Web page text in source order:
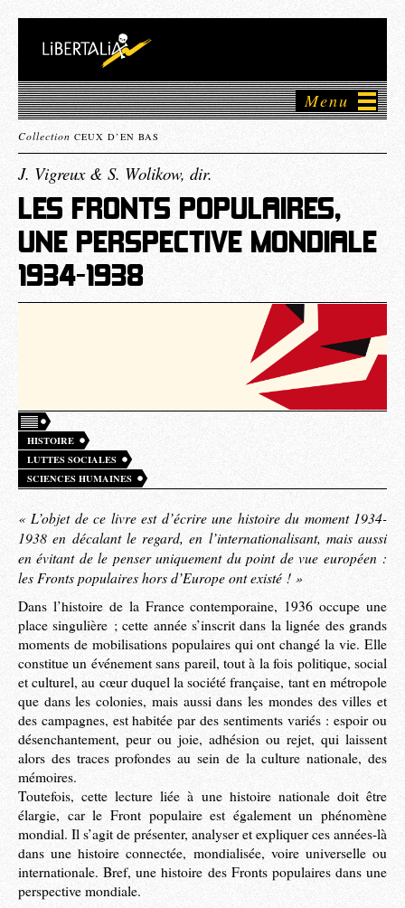
Menu
Collection CEUX D’EN BAS
J. Vigreux & S. Wolikow, dir.
LES FRONTS POPULAIRES,
UNE PERSPECTIVE MONDIALE
1934-1938
HISTOIRE
LUTTES SOCIALES
SCIENCES HUMAINES
« L’objet de ce livre est d’écrire une histoire du moment 1934-
1938 en décalant le regard, en l’internationalisant, mais aussi
en évitant de le penser uniquement du point de vue européen :
les Fronts populaires hors d’Europe ont existé ! »
Dans l’histoire de la France contemporaine, 1936 occupe une
place singulière ; cette année s’inscrit dans la lignée des grands
moments de mobilisations populaires qui ont changé la vie. Elle
constitue un événement sans pareil, tout à la fois politique, social
et culturel, au cœur duquel la société française, tant en métropole
que dans les colonies, mais aussi dans les mondes des villes et
des campagnes, est habitée par des sentiments variés : espoir ou
désenchantement, peur ou joie, adhésion ou rejet, qui laissent
alors des traces profondes au sein de la culture nationale, des
mémoires.
Toutefois, cette lecture liée à une histoire nationale doit être
élargie, car le Front populaire est également un phénomène
mondial. Il s’agit de présenter, analyser et expliquer ces années-là
dans une histoire connectée, mondialisée, voire universelle ou
internationale. Bref, une histoire des Fronts populaires dans une
perspective mondiale.